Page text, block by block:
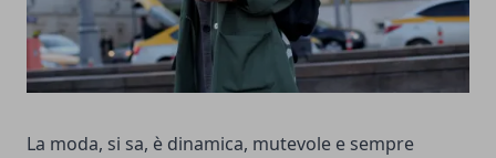
La moda, si sa, è dinamica, mutevole e sempre